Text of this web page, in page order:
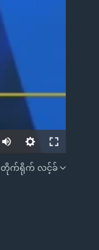
EMBED
တိုက်ရိုက် လင့်ခ်